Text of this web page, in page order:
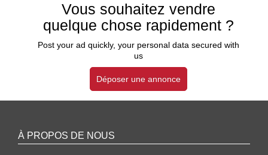
Vous souhaitez vendre
quelque chose rapidement ?
Post your ad quickly, your personal data secured with
us
Déposer une annonce
À PROPOS DE NOUS